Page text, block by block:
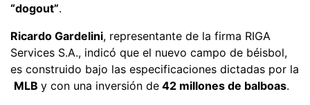
“dogout”.
Ricardo Gardelini, representante de la firma RIGA
Services S.A., indicó que el nuevo campo de béisbol,
es construido bajo las especificaciones dictadas por la
MLB y con una inversión de 42 millones de balboas.